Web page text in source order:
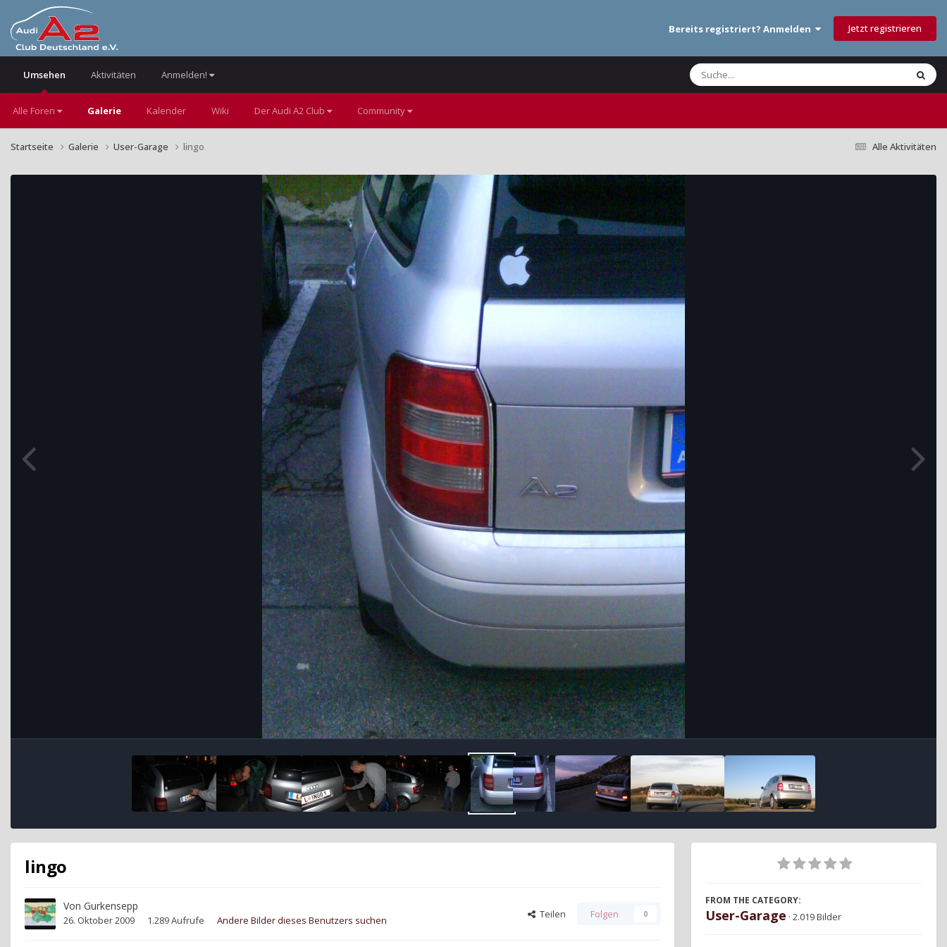
Bereits registriert? Anmelden Jetzt registrieren
Umsehen
Alle Foren Galerie Kalender Wiki Der Audi A2 Club Community
Aktivitäten Anmelden!
Alle Aktivitäten
Startseite Galerie User-Garage lingo
lingo
Von Gurkensepp
26. Oktober 2009 1.289 Aufrufe Andere Bilder dieses Benutzers suchen
Teilen Folgen 0
FROM THE CATEGORY:
User-Garage · 2.019 Bilder